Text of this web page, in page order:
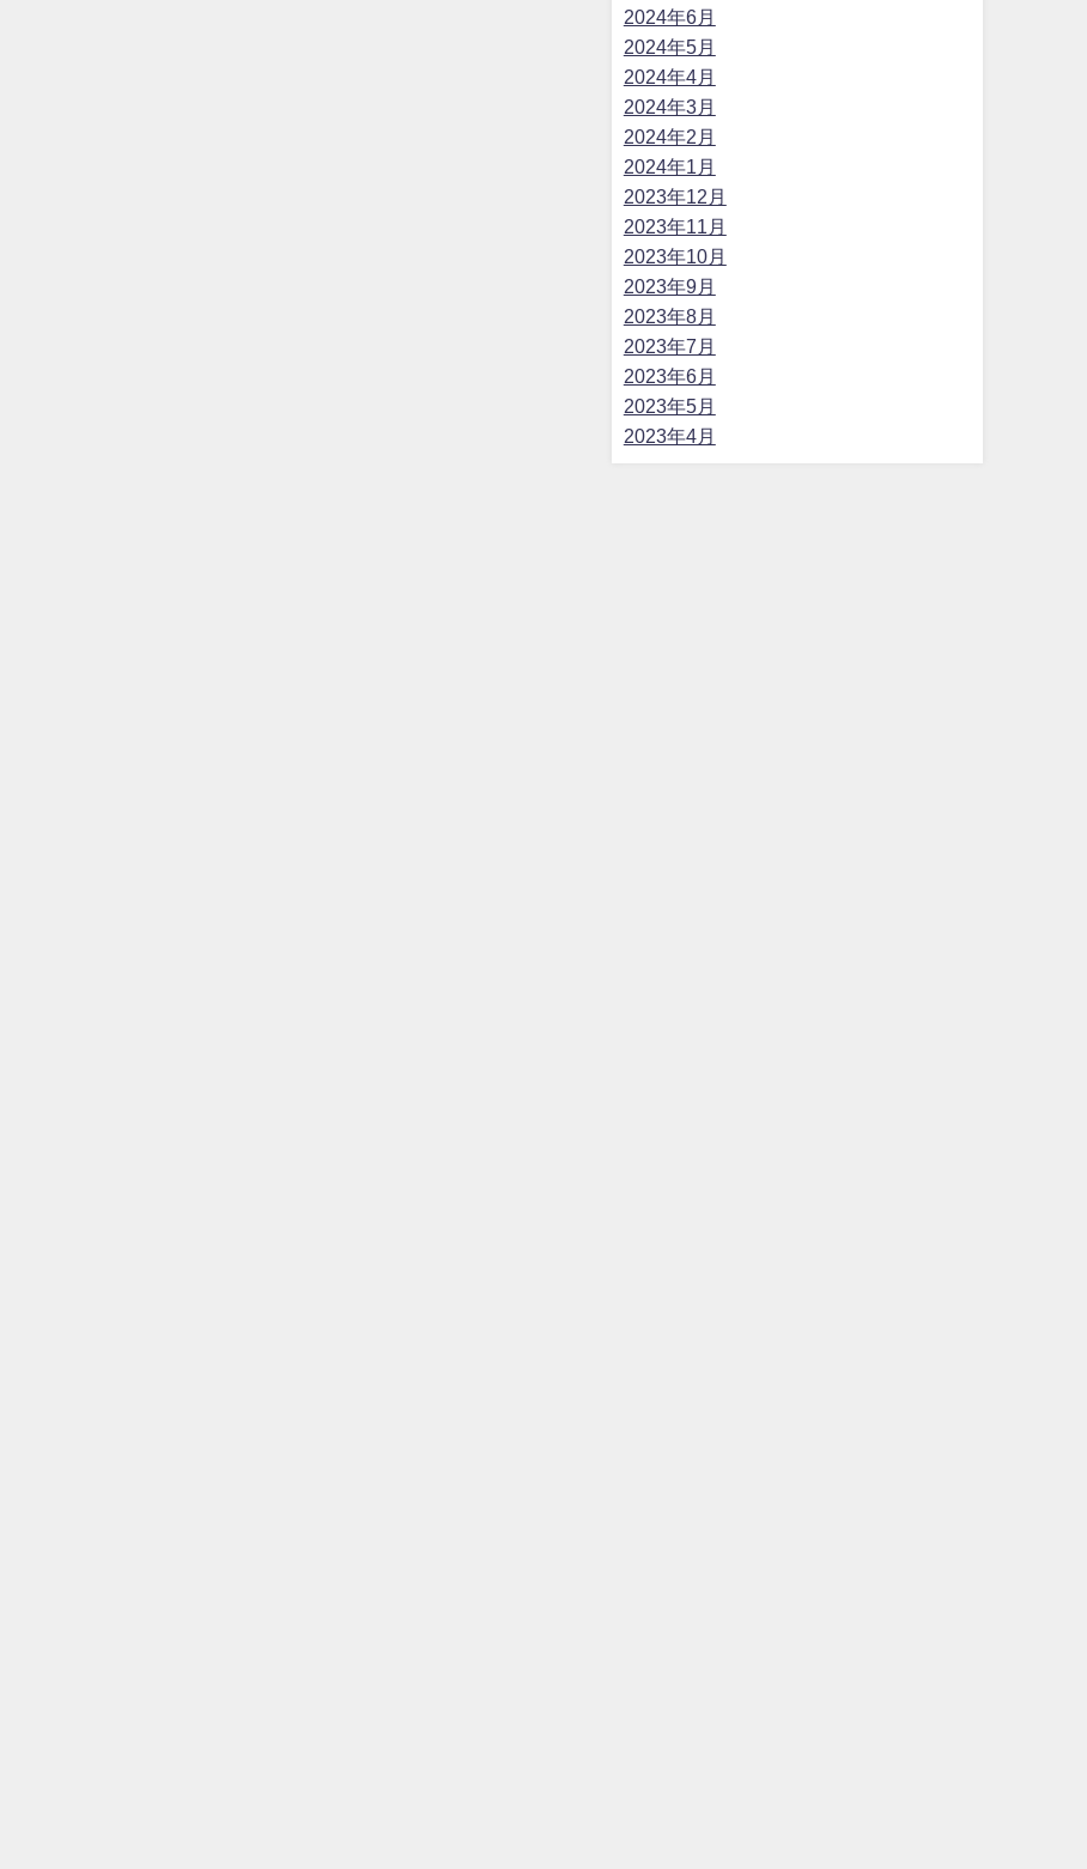
2024年6月
2024年5月
2024年4月
2024年3月
2024年2月
2024年1月
2023年12月
2023年11月
2023年10月
2023年9月
2023年8月
2023年7月
2023年6月
2023年5月
2023年4月